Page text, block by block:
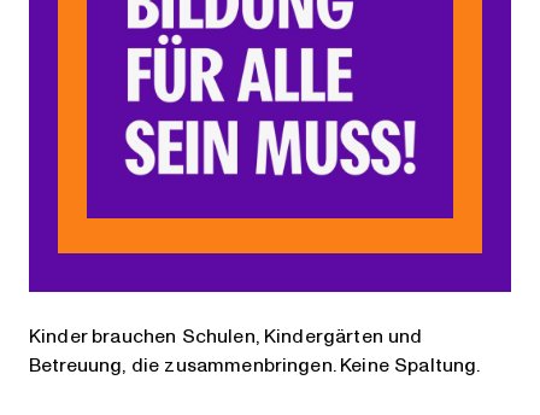
Kinder brauchen Schulen, Kindergärten und
Betreuung, die zusammenbringen. Keine Spaltung.